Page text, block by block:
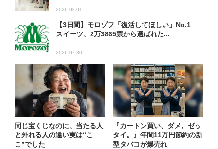
2026.08.01
【3日間】モロゾフ「復活してほしい」No.1
スイーツ、2万3865票から選ばれた...
2026.07.30
同じ宝くじなのに、当たる人
と外れる人の違い実は“こ
こ”でした
『カートン買い、ダメ。ゼッ
タイ。』年間11万円節約の新
型タバコが爆売れ